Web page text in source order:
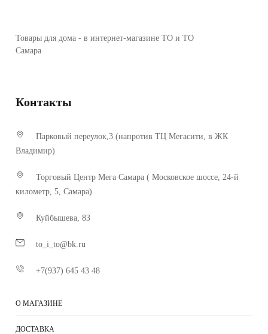
Товары для дома - в интернет-магазине ТО и ТО
Самара
Контакты
Парковый переулок,3 (напротив ТЦ Мегасити, в ЖК
Владимир)
Торговый Центр Мега Самара ( Московское шоссе, 24-й
километр, 5, Самара)
Куйбышева, 83
to_i_to@bk.ru
+7(937) 645 43 48
О МАГАЗИНЕ
ДОСТАВКА